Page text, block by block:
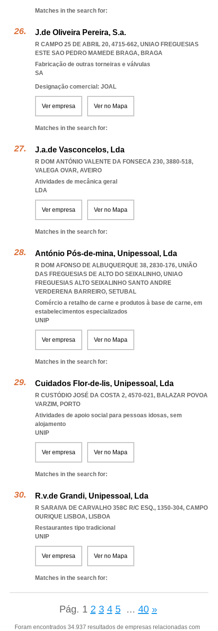
Matches in the search for:
J.de Oliveira Pereira, S.a.
R CAMPO 25 DE ABRIL 20, 4715-662, UNIAO FREGUESIAS
ESTE SAO PEDRO MAMEDE BRAGA, BRAGA
Fabricação de outras torneiras e válvulas
SA
Designação comercial: JOAL
Ver empresa Ver no Mapa
Matches in the search for:
J.a.de Vasconcelos, Lda
R DOM ANTÓNIO VALENTE DA FONSECA 230, 3880-518,
VALEGA OVAR, AVEIRO
Atividades de mecânica geral
LDA
Ver empresa Ver no Mapa
Matches in the search for:
António Pós-de-mina, Unipessoal, Lda
R DOM AFONSO DE ALBUQUERQUE 38, 2830-176, UNIÃO
DAS FREGUESIAS DE ALTO DO SEIXALINHO, UNIAO
FREGUESIAS ALTO SEIXALINHO SANTO ANDRE
VERDERENA BARREIRO, SETUBAL
Comércio a retalho de carne e produtos à base de carne, em
estabelecimentos especializados
UNIP
Ver empresa Ver no Mapa
Matches in the search for:
Cuidados Flor-de-lis, Unipessoal, Lda
R CUSTÓDIO JOSÉ DA COSTA 2, 4570-021, BALAZAR POVOA
VARZIM, PORTO
Atividades de apoio social para pessoas idosas, sem
alojamento
UNIP
Ver empresa Ver no Mapa
Matches in the search for:
R.v.de Grandi, Unipessoal, Lda
R SARAIVA DE CARVALHO 358C R/C ESQ., 1350-304, CAMPO
OURIQUE LISBOA, LISBOA
Restaurantes tipo tradicional
UNIP
Ver empresa Ver no Mapa
Matches in the search for:
Pág. 1 2 3 4 5 ... 40 »
Foram encontrados 34.937 resultados de empresas relacionadas com